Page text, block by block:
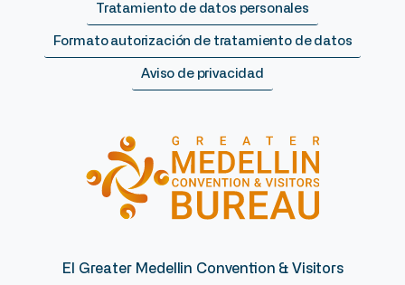
Tratamiento de datos personales
Formato autorización de tratamiento de datos
Aviso de privacidad
El Greater Medellin Convention & Visitors